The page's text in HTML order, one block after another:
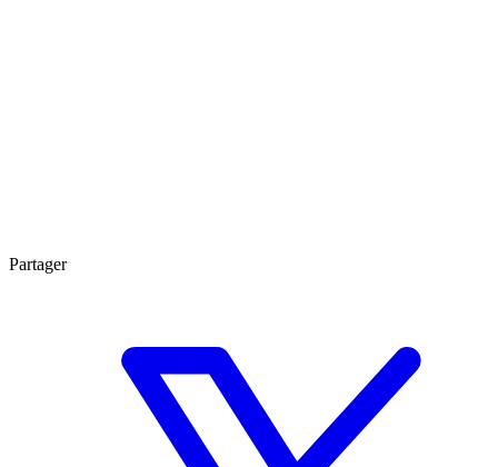
Partager